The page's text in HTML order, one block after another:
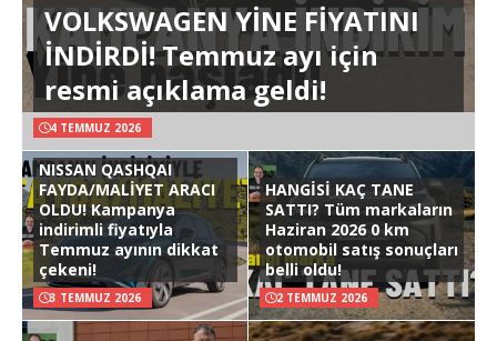
VOLKSWAGEN YİNE FİYATINI
İNDİRDİ! Temmuz ayı için
resmi açıklama geldi!
4 TEMMUZ 2026
NISSAN QASHQAI
FAYDA/MALİYET ARACI
OLDU! Kampanya
indirimli fiyatıyla
Temmuz ayının dikkat
çekeni!
3 TEMMUZ 2026
HANGİSİ KAÇ TANE
SATTI? Tüm markaların
Haziran 2026 0 km
otomobil satış sonuçları
belli oldu!
2 TEMMUZ 2026